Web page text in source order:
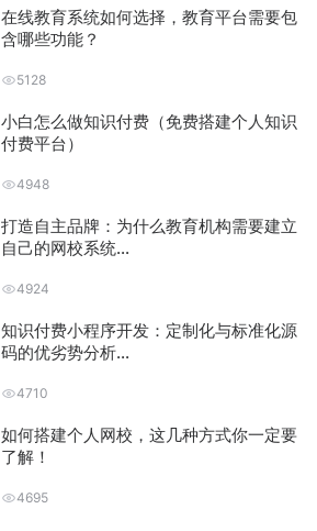
在线教育系统如何选择，教育平台需要包
含哪些功能？
5128
小白怎么做知识付费（免费搭建个人知识
付费平台）
4948
打造自主品牌：为什么教育机构需要建立
自己的网校系统...
4924
知识付费小程序开发：定制化与标准化源
码的优劣势分析...
4710
如何搭建个人网校，这几种方式你一定要
了解！
4695